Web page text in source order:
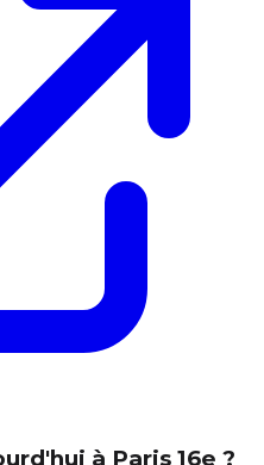
à Paris 16e ?